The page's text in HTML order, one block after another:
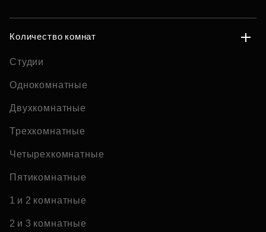
Количество комнат
Студии
Однокомнатные
Двухкомнатные
Трехкомнатные
Четырехкомнатные
Пятикомнатные
1 и 2 комнатные
2 и 3 комнатные